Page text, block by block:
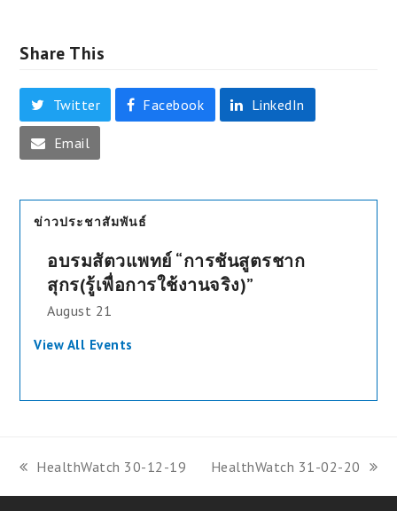
Share This
Twitter Facebook LinkedIn
Email
ข่าวประชาสัมพันธ์
อบรมสัตวแพทย์ “การชันสูตรชาก
สุกร(รู้เพื่อการใช้งานจริง)”
August 21
View All Events
previous
post:
HealthWatch 30-12-19
next
post:
HealthWatch 31-02-20